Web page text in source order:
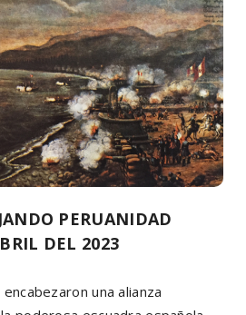
PERUANIDAD
DEL 2023
una alianza